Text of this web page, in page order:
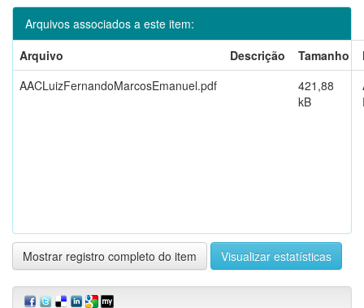
Arquivos associados a este item:
Arquivo
Descrição Tamanho
AACLuizFernandoMarcosEmanuel.pdf
421,88
kB
Mostrar registro completo do item Visualizar estatísticas